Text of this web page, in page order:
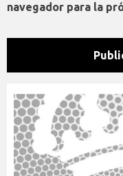
navegador para la